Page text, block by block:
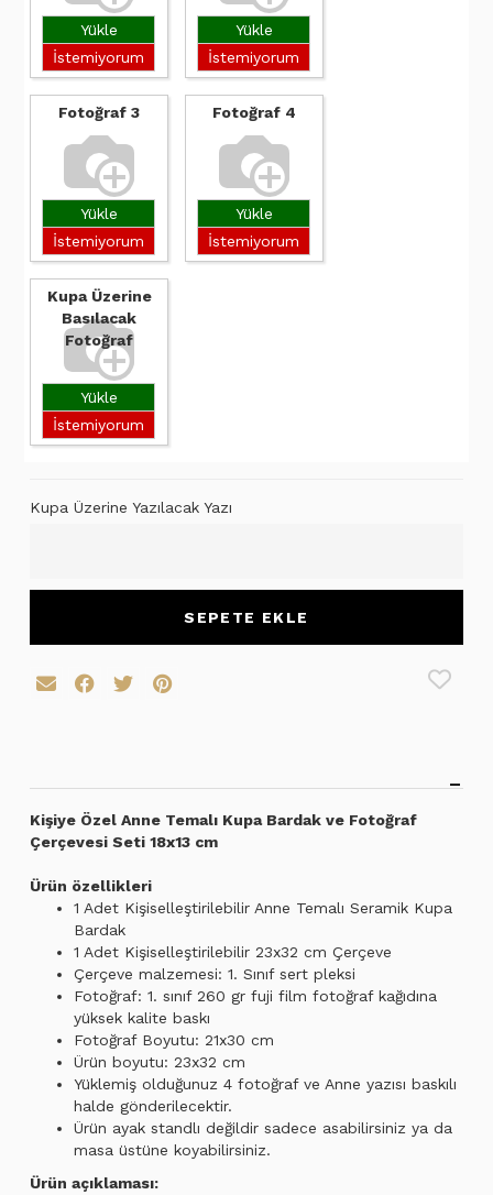
Yükle
İstemiyorum
Yükle
İstemiyorum
Fotoğraf 3
Yükle
İstemiyorum
Fotoğraf 4
Yükle
İstemiyorum
Kupa Üzerine
Basılacak
Fotoğraf
Yükle
İstemiyorum
Kupa Üzerine Yazılacak Yazı
SEPETE EKLE
Kişiye Özel Anne Temalı Kupa Bardak ve Fotoğraf
Çerçevesi Seti 18x13 cm
Ürün özellikleri
1 Adet Kişiselleştirilebilir Anne Temalı Seramik Kupa
Bardak
1 Adet Kişiselleştirilebilir 23x32 cm Çerçeve
Çerçeve malzemesi: 1. Sınıf sert pleksi
Fotoğraf: 1. sınıf 260 gr fuji film fotoğraf kağıdına
yüksek kalite baskı
Fotoğraf Boyutu: 21x30 cm
Ürün boyutu: 23x32 cm
Yüklemiş olduğunuz 4 fotoğraf ve Anne yazısı baskılı
halde gönderilecektir.
Ürün ayak standlı değildir sadece asabilirsiniz ya da
masa üstüne koyabilirsiniz.
Ürün açıklaması: